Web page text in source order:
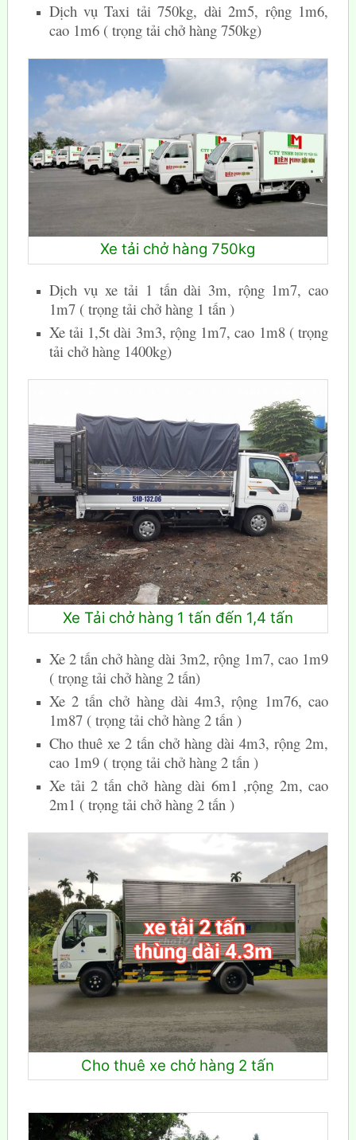
Dịch vụ Taxi tải 750kg, dài 2m5, rộng 1m6,
cao 1m6 ( trọng tải chở hàng 750kg)
Xe tải chở hàng 750kg
Dịch vụ xe tải 1 tấn dài 3m, rộng 1m7, cao
1m7 ( trọng tải chở hàng 1 tấn )
Xe tải 1,5t dài 3m3, rộng 1m7, cao 1m8 ( trọng
tải chở hàng 1400kg)
Xe Tải chở hàng 1 tấn đến 1,4 tấn
Xe 2 tấn chở hàng dài 3m2, rộng 1m7, cao 1m9
( trọng tải chở hàng 2 tấn)
Xe 2 tấn chở hàng dài 4m3, rộng 1m76, cao
1m87 ( trọng tải chở hàng 2 tấn )
Cho thuê xe 2 tấn chở hàng dài 4m3, rộng 2m,
cao 1m9 ( trọng tải chở hàng 2 tấn )
Xe tải 2 tấn chở hàng dài 6m1 ,rộng 2m, cao
2m1 ( trọng tải chở hàng 2 tấn )
Cho thuê xe chở hàng 2 tấn